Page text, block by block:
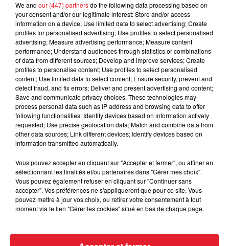
Cassie met fin à une ex-escorte
masculine dans sa bataille...
Des vitres tombent de la tour
Montparnasse : des désaccords
entre...
Incendies en Gironde : encore
plusieurs semaines avant
l'extinction...
Bouches-du-Rhône : les ossements
We and our (447) partnersdo the following data processing based on
your consent and/or our legitimate interest: Store and/or access
information on a device; Use limited data to select advertising; Create
profiles for personalised advertising; Use profiles to select personalised
advertising; Measure advertising performance; Measure content
performance; Understand audiences through statistics or combinations
of data from different sources; Develop and improve services; Create
profiles to personalise content; Use profiles to select personalised
content; Use limited data to select content; Ensure security, prevent and
detect fraud, and fix errors; Deliver and present advertising and content;
Save and communicate privacy choices. These technologies may
process personal data such as IP address and browsing data to offer
following functionalities: Identify devices based on information actively
requested; Use precise geolocation data; Match and combine data from
other data sources; Link different devices; Identify devices based on
information transmitted automatically.
Vous pouvez accepter en cliquant sur "Accepter et fermer", ou affiner en
sélectionnant les finalités et/ou partenaires dans "Gérer mes choix".
Vous pouvez également refuser en cliquant sur "Continuer sans
accepter". Vos préférences ne s'appliqueront que pour ce site. Vous
pouvez mettre à jour vos choix, ou retirer votre consentement à tout
moment via le lien "Gérer les cookies" situé en bas de chaque page.